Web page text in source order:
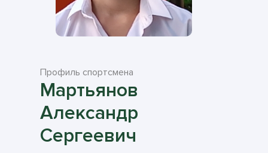
Профиль спортсмена
Мартьянов
Александр
Сергеевич